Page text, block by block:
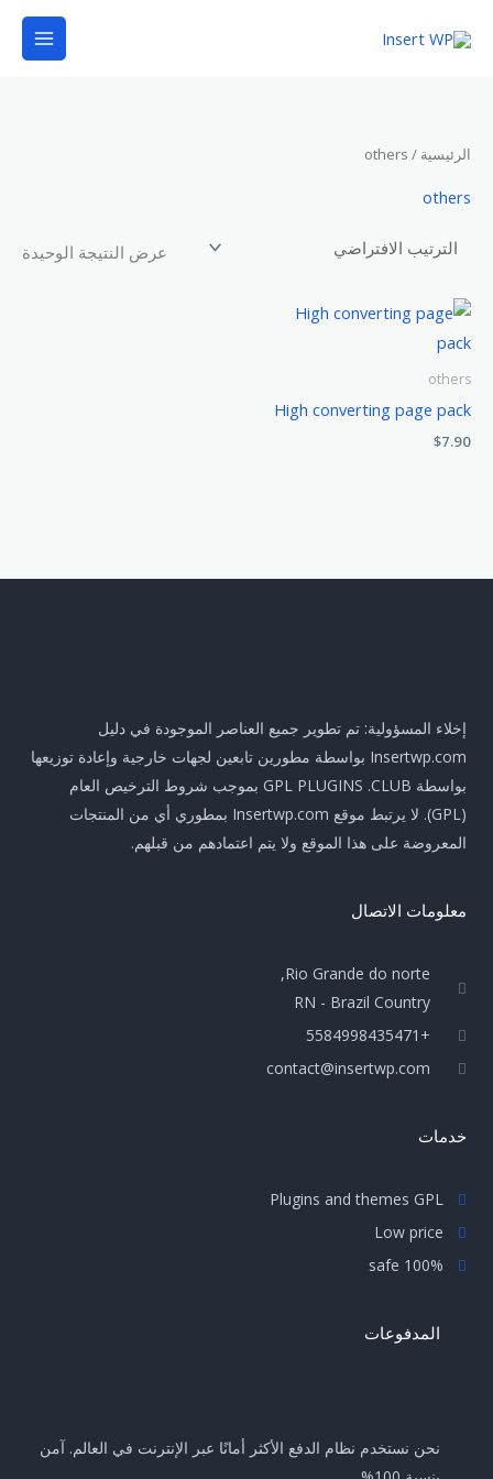
إلى
الرئيسية / others
others
عرض النتيجة الوحيدة
others
High converting page pack
$7.90
إخلاء المسؤولية: تم تطوير جميع العناصر الموجودة في دليل
Insertwp.com بواسطة مطورين تابعين لجهات خارجية وإعادة توزيعها
بواسطة GPL PLUGINS .CLUB بموجب شروط الترخيص العام
(GPL). لا يرتبط موقع Insertwp.com بمطوري أي من المنتجات
المعروضة على هذا الموقع ولا يتم اعتمادهم من قبلهم.
معلومات الاتصال
Rio Grande do norte,
RN - Brazil Country
+5584998435471
contact@insertwp.com
خدمات
Plugins and themes GPL
Low price
100% safe
المدفوعات
نحن نستخدم نظام الدفع الأكثر أمانًا عبر الإنترنت في العالم. آمن